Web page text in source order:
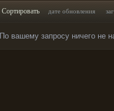
Сортировать дате обновления
По вашему запросу ничего не